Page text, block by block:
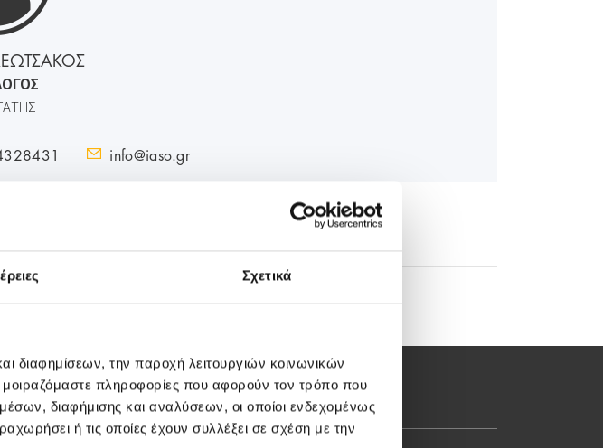
Σχετικά
διαφημίσεων, την παροχή λειτουργιών κοινωνικών
πληροφορίες που αφορούν τον τρόπο που
διαφήμισης και αναλύσεων, οι οποίοι ενδεχομένως
ή τις οποίες έχουν συλλέξει σε σχέση με την
info@iaso.gr